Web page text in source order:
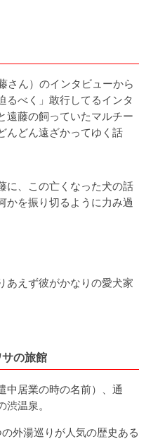
さん）のインタビューから
るべく」敢行してるインタ
遠藤の飼っていたマルチー
んどん遠ざかってゆく話
に、この亡くなった犬の話
かを振り切るように力み過
えず彼がかなりの愛犬家
の旅館
居業の時の名前）、通
温泉。
外湯巡りが人気の歴史ある